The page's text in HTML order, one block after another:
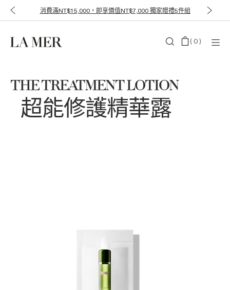
消費滿NT$15,000，即享價值NT$7,000 獨家贈禮5件組
(0)
THE TREATMENT LOTION
超能修護精華露